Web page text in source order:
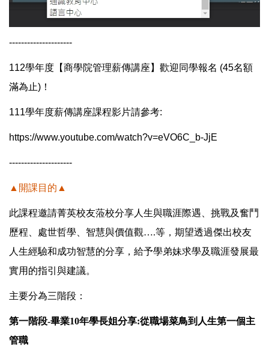
---------------------
112學年度【商學院管理薪傳講座】歡迎同學報名 (45名額
滿為止)！
111學年度薪傳講座課程影片請參考:
https://www.youtube.com/watch?v=eVO6C_b-JjE
---------------------
▲開課目的▲
此課程邀請菁英校友蒞校分享人生與職涯際遇、挑戰及奮鬥
歷程、處世哲學、智慧與價值觀….等，期望透過傑出校友
人生經驗和成功智慧的分享，給予學弟妹求學及職涯發展最
實用的指引與建議。
主要分為三階段：
第一階段-畢業10年學長姐分享:從職場菜鳥到人生第一個主
管職